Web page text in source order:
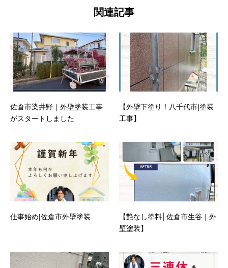
関連記事
佐倉市染井野｜外壁塗装工事
がスタートしました
【外壁下塗り！八千代市|塗装
工事】
仕事始め|佐倉市外壁塗装
【艶なし塗料│佐倉市生谷｜外
壁塗装】